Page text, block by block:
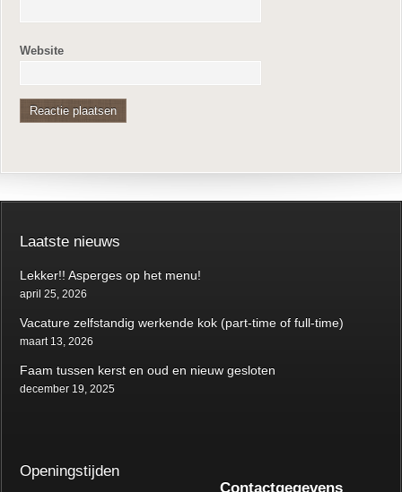
Website
Laatste nieuws
Lekker!! Asperges op het menu!
april 25, 2026
Vacature zelfstandig werkende kok (part-time of full-time)
maart 13, 2026
Faam tussen kerst en oud en nieuw gesloten
december 19, 2025
Openingstijden
Contactgegevens